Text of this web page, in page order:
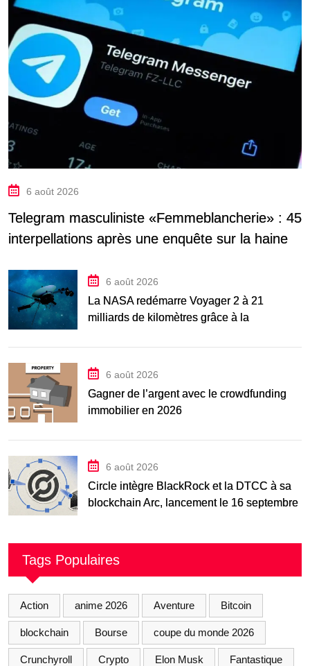
6 août 2026
Telegram masculiniste «Femmeblancherie» : 45
interpellations après une enquête sur la haine
6 août 2026
La NASA redémarre Voyager 2 à 21
milliards de kilomètres grâce à la
6 août 2026
Gagner de l’argent avec le crowdfunding
immobilier en 2026
6 août 2026
Circle intègre BlackRock et la DTCC à sa
blockchain Arc, lancement le 16 septembre
Tags Populaires
Action anime 2026 Aventure Bitcoin
blockchain Bourse coupe du monde 2026
Crunchyroll Crypto Elon Musk Fantastique